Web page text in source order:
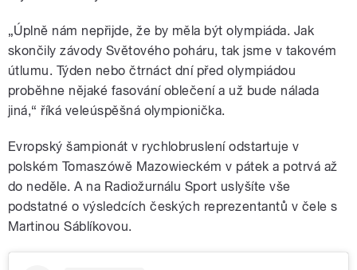
„Úplně nám nepřijde, že by měla být olympiáda. Jak
skončily závody Světového poháru, tak jsme v takovém
útlumu. Týden nebo čtrnáct dní před olympiádou
proběhne nějaké fasování oblečení a už bude nálada
jiná,“ říká veleúspěšná olympionička.
Evropský šampionát v rychlobruslení odstartuje v
polském Tomaszówě Mazowieckém v pátek a potrvá až
do neděle. A na Radiožurnálu Sport uslyšíte vše
podstatné o výsledcích českých reprezentantů v čele s
Martinou Sáblíkovou.